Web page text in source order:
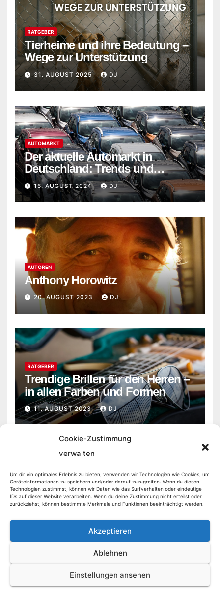
Cookie-Zustimmung
verwalten
Um dir ein optimales Erlebnis zu bieten, verwenden wir Technologien wie Cookies, um
Geräteinformationen zu speichern und/oder darauf zuzugreifen. Wenn du diesen
Technologien zustimmst, können wir Daten wie das Surfverhalten oder eindeutige
IDs auf dieser Website verarbeiten. Wenn du deine Zustimmung nicht erteilst oder
zurückziehst, können bestimmte Merkmale und Funktionen beeinträchtigt werden.
Akzeptieren
Ablehnen
Einstellungen ansehen
RATGEBER
Tierheime und ihre Bedeutung –
Wege zur Unterstützung
31. AUGUST 2025 DJ
AUTOMARKT
Der aktuelle Automarkt in
Deutschland: Trends und
Entwicklungen im Jahr 2024
15. AUGUST 2024 DJ
AUTOREN
Anthony Horowitz
20. AUGUST 2023 DJ
RATGEBER
Trendige Brillen für den Herren –
in allen Farben und Formen
11. AUGUST 2023 DJ
Markt Aktuell
Stolz präsentiert von WordPress |
Themeansar
BüchermarktFinanzmarktHandymarkt